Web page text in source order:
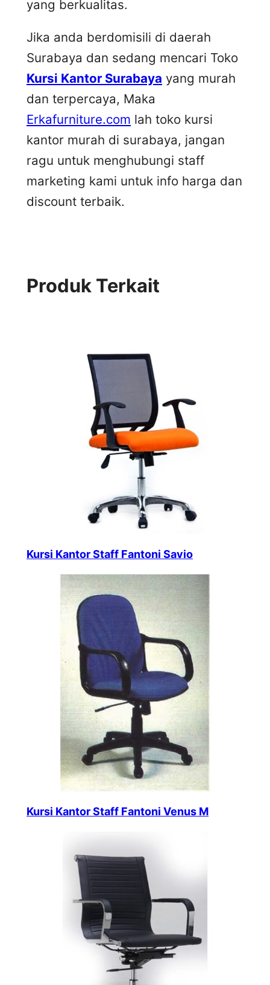
yang berkualitas.
Jika anda berdomisili di daerah
Surabaya dan sedang mencari Toko
Kursi Kantor Surabaya yang murah
dan terpercaya, Maka
Erkafurniture.com lah toko kursi
kantor murah di surabaya, jangan
ragu untuk menghubungi staff
marketing kami untuk info harga dan
discount terbaik.
Produk Terkait
Kursi Kantor Staff Fantoni Savio
Kursi Kantor Staff Fantoni Venus M